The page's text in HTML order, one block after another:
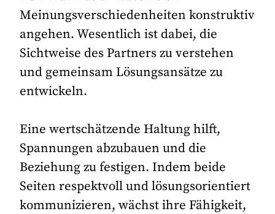
Meinungsverschiedenheiten konstruktiv
angehen. Wesentlich ist dabei, die
Sichtweise des Partners zu verstehen
und gemeinsam Lösungsansätze zu
entwickeln.
Eine wertschätzende Haltung hilft,
Spannungen abzubauen und die
Beziehung zu festigen. Indem beide
Seiten respektvoll und lösungsorientiert
kommunizieren, wächst ihre Fähigkeit,